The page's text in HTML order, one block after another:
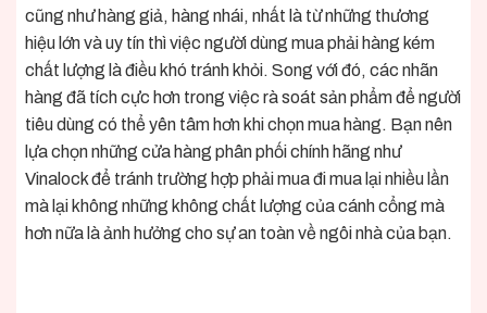
cũng như hàng giả, hàng nhái, nhất là từ những thương
hiệu lớn và uy tín thì việc người dùng mua phải hàng kém
chất lượng là điều khó tránh khỏi. Song với đó, các nhãn
hàng đã tích cực hơn trong việc rà soát sản phẩm để người
tiêu dùng có thể yên tâm hơn khi chọn mua hàng. Bạn nên
lựa chọn những cửa hàng phân phối chính hãng như
Vinalock để tránh trường hợp phải mua đi mua lại nhiều lần
mà lại không những không chất lượng của cánh cổng mà
hơn nữa là ảnh hưởng cho sự an toàn về ngôi nhà của bạn.